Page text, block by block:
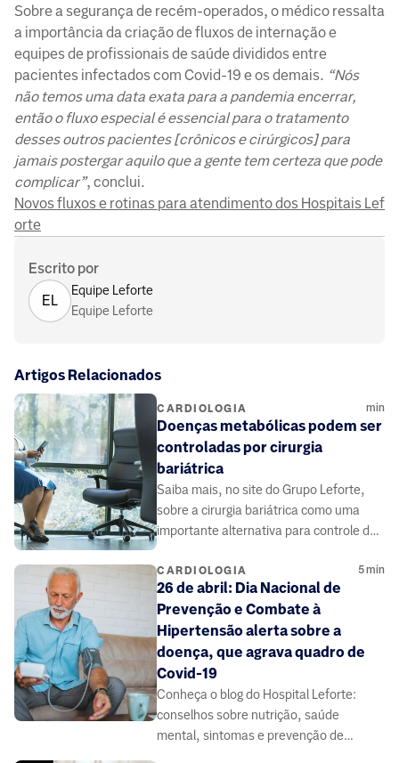
Sobre a segurança de recém-operados, o médico ressalta
a importância da criação de fluxos de internação e
equipes de profissionais de saúde divididos entre
pacientes infectados com Covid-19 e os demais. “Nós
não temos uma data exata para a pandemia encerrar,
então o fluxo especial é essencial para o tratamento
desses outros pacientes [crônicos e cirúrgicos] para
jamais postergar aquilo que a gente tem certeza que pode
complicar”, conclui.
Novos fluxos e rotinas para atendimento dos Hospitais Lef
orte
Escrito por
EL
Equipe Leforte
Equipe Leforte
Artigos Relacionados
CARDIOLOGIA min
Doenças metabólicas podem ser
controladas por cirurgia
bariátrica
Saiba mais, no site do Grupo Leforte,
sobre a cirurgia bariátrica como uma
importante alternativa para controle de
CARDIOLOGIA 5min
26 de abril: Dia Nacional de
Prevenção e Combate à
Hipertensão alerta sobre a
doença, que agrava quadro de
Covid-19
Conheça o blog do Hospital Leforte:
conselhos sobre nutrição, saúde
mental, sintomas e prevenção de